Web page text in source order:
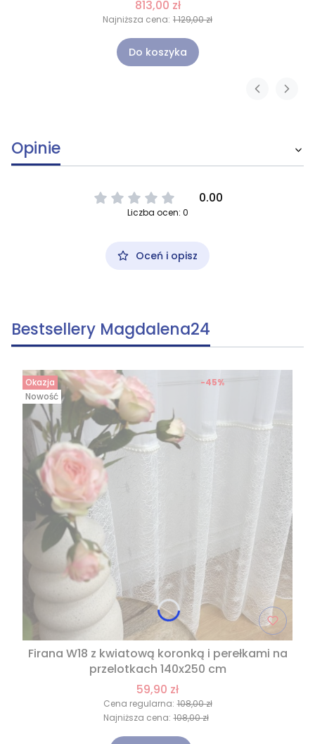
813,00 zł
Najniższa cena: 1 129,00 zł
Do koszyka
Opinie
0.00
Liczba ocen: 0
Oceń i opisz
Bestsellery Magdalena24
Okazja
Nowość
Firana W18 z kwiatową koronką i perełkami na
przelotkach 140x250 cm
59,90 zł
Cena regularna: 108,00 zł
-45%
Najniższa cena: 108,00 zł